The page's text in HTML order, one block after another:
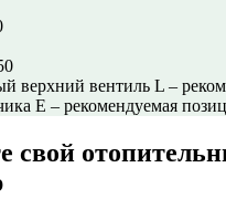
верхний вентиль L –
E – рекомендуемая
свой